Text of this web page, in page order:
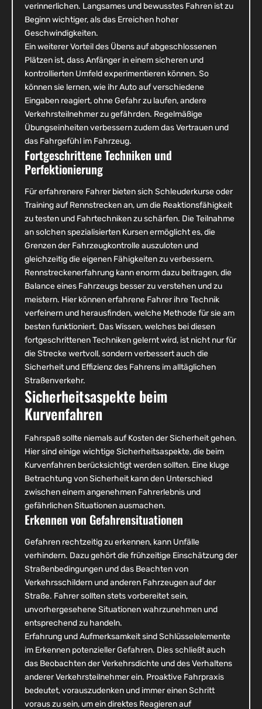
verinnerlichen. Langsames und bewusstes Fahren ist zu
Beginn wichtiger, als das Erreichen hoher
Geschwindigkeiten.
Ein weiterer Vorteil des Übens auf abgeschlossenen
Plätzen ist, dass Anfänger in einem sicheren und
kontrollierten Umfeld experimentieren können. So
können sie lernen, wie ihr Auto auf verschiedene
Eingaben reagiert, ohne Gefahr zu laufen, andere
Verkehrsteilnehmer zu gefährden. Regelmäßige
Übungseinheiten verbessern zudem das Vertrauen und
das Fahrgefühl im Fahrzeug.
Fortgeschrittene Techniken und
Perfektionierung
Für erfahrenere Fahrer bieten sich Schleuderkurse oder
Training auf Rennstrecken an, um die Reaktionsfähigkeit
zu testen und Fahrtechniken zu schärfen. Die Teilnahme
an solchen spezialisierten Kursen ermöglicht es, die
Grenzen der Fahrzeugkontrolle auszuloten und
gleichzeitig die eigenen Fähigkeiten zu verbessern.
Rennstreckenerfahrung kann enorm dazu beitragen, die
Balance eines Fahrzeugs besser zu verstehen und zu
meistern. Hier können erfahrene Fahrer ihre Technik
verfeinern und herausfinden, welche Methode für sie am
besten funktioniert. Das Wissen, welches bei diesen
fortgeschrittenen Techniken gelernt wird, ist nicht nur für
die Strecke wertvoll, sondern verbessert auch die
Sicherheit und Effizienz des Fahrens im alltäglichen
Straßenverkehr.
Sicherheitsaspekte beim
Kurvenfahren
Fahrspaß sollte niemals auf Kosten der Sicherheit gehen.
Hier sind einige wichtige Sicherheitsaspekte, die beim
Kurvenfahren berücksichtigt werden sollten. Eine kluge
Betrachtung von Sicherheit kann den Unterschied
zwischen einem angenehmen Fahrerlebnis und
gefährlichen Situationen ausmachen.
Erkennen von Gefahrensituationen
Gefahren rechtzeitig zu erkennen, kann Unfälle
verhindern. Dazu gehört die frühzeitige Einschätzung der
Straßenbedingungen und das Beachten von
Verkehrsschildern und anderen Fahrzeugen auf der
Straße. Fahrer sollten stets vorbereitet sein,
unvorhergesehene Situationen wahrzunehmen und
entsprechend zu handeln.
Erfahrung und Aufmerksamkeit sind Schlüsselelemente
im Erkennen potenzieller Gefahren. Dies schließt auch
das Beobachten der Verkehrsdichte und des Verhaltens
anderer Verkehrsteilnehmer ein. Proaktive Fahrpraxis
bedeutet, vorauszudenken und immer einen Schritt
voraus zu sein, um ein direktes Reagieren auf